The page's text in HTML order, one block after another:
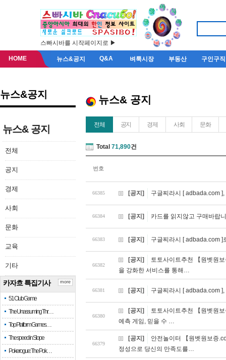
스빠시바를 시작페이지로 ▶
HOME 뉴스&공지 Q&A 벼룩시장 부동산 구인구직
뉴스&공지
뉴스& 공지
전체
공지
경제
사회
문화
교육
기타
카자흐 특집기사
51 Club Game
The Unassuming Thr…
Top Platform Games…
The speed in Slope
Pokerogue: The Pok…
more
뉴스& 공지
전체 공지 경제 사회 문화
Total 71,890건
번호
66385 [공지] 구글찌라시 [ adbada.com
66384 [공지] 카드를 읽지않고 구매바랍
66383 [공지] 구글찌라시 [ adbada.com ]
66382
[공지]
토토사이트추천 【원벳원
을 강화한 서비스를 통해…
66381 [공지] 구글찌라시 [ adbada.com
66380
[공지]
토토사이트추천 【원벳원
예측 게임, 믿을 수 …
66379
[공지]
안전놀이터 【원벳원보증
정성으로 당신의 만족도를…